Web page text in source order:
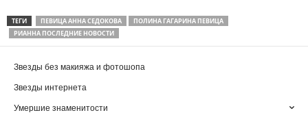
ТЕГИ ПЕВИЦА АННА СЕДОКОВА
ПОЛИНА ГАГАРИНА ПЕВИЦА
РИАННА ПОСЛЕДНИЕ НОВОСТИ
Звезды без макияжа и фотошопа
Звезды интернета
Умершие знаменитости